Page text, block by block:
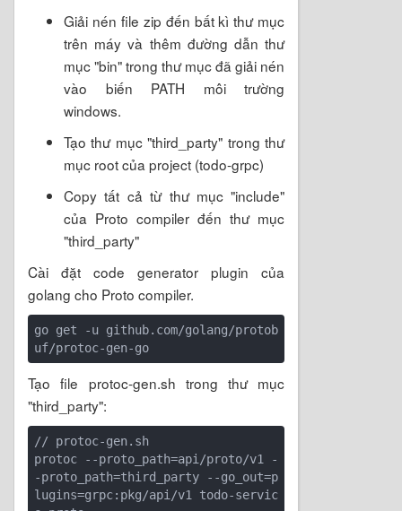
Giải nén file zip đến bất kì thư mục
trên máy và thêm đường dẫn thư
mục "bin" trong thư mục đã giải nén
vào biến PATH môi trường
windows.
Tạo thư mục "third_party" trong thư
mục root của project (todo-grpc)
Copy tất cả từ thư mục "include"
của Proto compiler đến thư mục
"third_party"
Cài đặt code generator plugin của
golang cho Proto compiler.
go get -u github.com/golang/protob
Tạo file protoc-gen.sh trong thư mục
"third_party":
// protoc-gen.sh
protoc --proto_path=api/proto/v1 -
-proto_path=third_party --go_out=p
lugins=grpc:pkg/api/v1 todo-servic